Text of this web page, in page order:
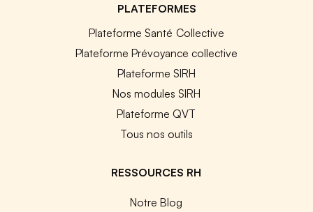
PLATEFORMES
Plateforme Santé Collective
Plateforme Prévoyance collective
Plateforme SIRH
Nos modules SIRH
Plateforme QVT
Tous nos outils
RESSOURCES RH
Notre Blog